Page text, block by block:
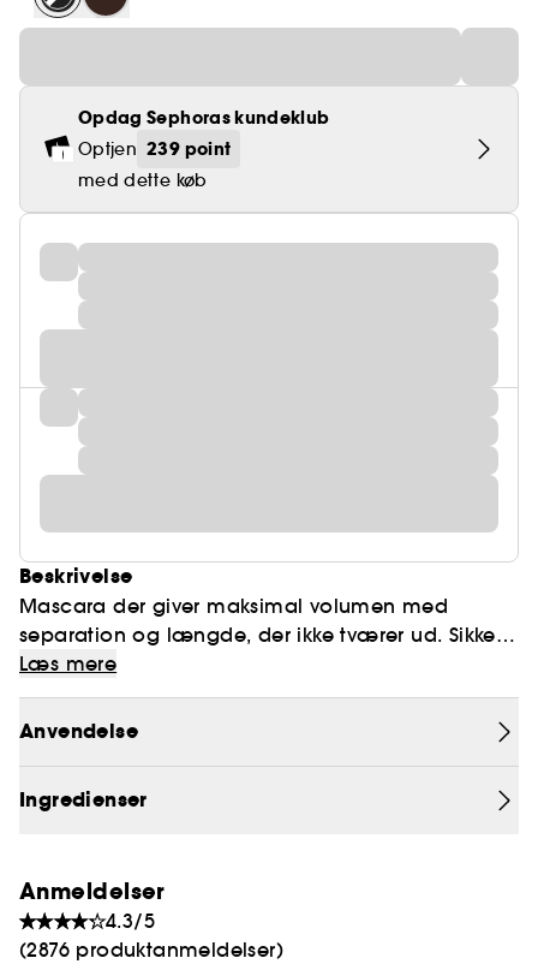
Opdag Sephoras kundeklub
Optjen 239 point
med dette køb
Beskrivelse
Mascara der giver maksimal volumen med
separation og længde, der ikke tværer ud. Sikker
for sarte øjne og kontaktlinsebrugere. Testet af
øjenlæger.
Læs mere
Anvendelse
Ingredienser
Anmeldelser
4.3/5
(2876 produktanmeldelser)